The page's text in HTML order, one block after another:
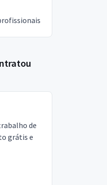
de
grátis e